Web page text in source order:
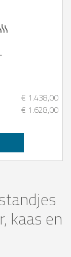
4
2
op aanvraag
Casapilot
toegestaan
€ 1.438,00
€ 1.628,00
kaas en